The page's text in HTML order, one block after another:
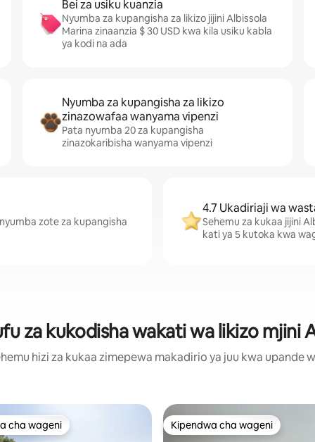
Bei za usiku kuanzia
Nyumba za kupangisha za likizo jijini Albissola
Marina zinaanzia $ 30 USD kwa kila usiku kabla
ya kodi na ada
Nyumba za kupangisha za likizo
zinazowafaa wanyama vipenzi
Pata nyumba 20 za kupangisha
zinazokaribisha wanyama vipenzi
zote za kupangisha
4.7 Ukadiriaji wa
Sehemu za kukaa jijini
kati ya 5 kutoka kwa
za kukodisha wakati wa likizo mjini
hizi za kukaa zimepewa makadirio ya juu kwa upande
cha wageni
cha wageni Kipendwa cha wageni
Kipendwa cha wageni